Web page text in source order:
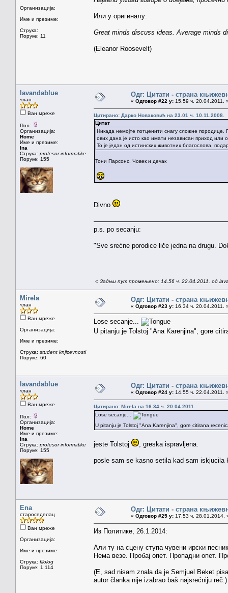
Организација:
Име и презиме:
Струка:
Поруке: 11
Или у оригиналу:
Great minds discuss ideas. Average minds
(Eleanor Roosevelt)
lavandablue
члан
Ван мреже
Пол:
Организација:
Home
Име и презиме:
Ina
Струка: profesor informatike
Поруке: 155
Одг: Цитати - страна
« Одговор #22 у: 15.59 ч. 20.04.2011.
Цитирано: Дарко Новаковић на 23.01 ч. 10.11.2008.
Цитат
Никада немојте потценити снагу сложне
ових дана је исто као имати независан приход или
То је један од истинских животних благослова,
Тони Парсонс, Човек и дечак
Divno
p.s. po secanju:
"Sve srećne porodice liče jedna na drugu.
« Задњи пут промењено: 14.56 ч. 22.04.2011. од
Mirela
члан
Ван мреже
Организација:
Име и презиме:
Струка: student knjizevnosti
Поруке: 60
Одг: Цитати - страна
« Одговор #23 у: 16.34 ч. 20.04.2011.
Lose secanje...
U pitanju je Tolstoj "Ana Karenjina", gore
lavandablue
члан
Ван мреже
Пол:
Организација:
Home
Име и презиме:
Ina
Струка: profesor informatike
Поруке: 155
Одг: Цитати - страна
« Одговор #24 у: 14.55 ч. 22.04.2011.
Цитирано: Mirela на 16.34 ч. 20.04.2011.
Lose secanje...
U pitanju je Tolstoj "Ana Karenjina", gore citirana
jeste Tolstoj , greska ispravljena.
posle sam se kasno setila kad sam iskjucila
Ena
староседелац
Ван мреже
Организација:
Име и презиме:
Струка: filolog
Поруке: 1.114
Одг: Цитати - страна
« Одговор #25 у: 17.53 ч. 28.01.2014.
Из Политике, 26.1.2014:
Али ту на сцену ступа чувени ирски
Нема везе. Пробај опет. Пропадни опет.
(E, sad nisam znala da je Semjuel Beket
autor članka nije izabrao baš najsrećniju reč.)